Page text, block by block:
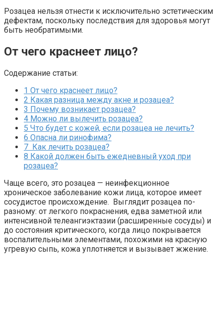
Розацеа нельзя отнести к исключительно эстетическим
дефектам, поскольку последствия для здоровья могут
быть необратимыми.
От чего краснеет лицо?
Содержание статьи:
1 От чего краснеет лицо?
2 Какая разница между акне и розацеа?
3 Почему возникает розацеа?
4 Можно ли вылечить розацеа?
5 Что будет с кожей, если розацеа не лечить?
6 Опасна ли ринофима?
7 Как лечить розацеа?
8 Какой должен быть ежедневный уход при
розацеа?
Чаще всего, это розацеа — неинфекционное
хроническое заболевание кожи лица, которое имеет
сосудистое происхождение. Выглядит розацеа по-
разному: от легкого покраснения, едва заметной или
интенсивной телеангиэктазии (расширенные сосуды) и
до состояния критического, когда лицо покрывается
воспалительными элементами, похожими на красную
угревую сыпь, кожа уплотняется и вызывает жжение.